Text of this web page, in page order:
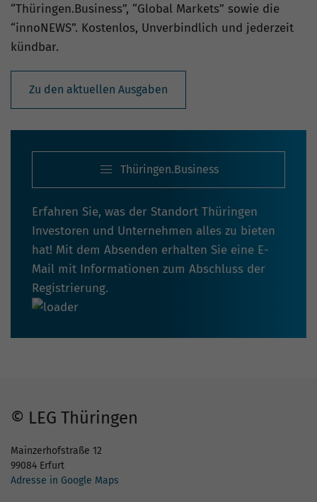
“Thüringen.Business”, “Global Markets” sowie die
“innoNEWS”. Kostenlos, Unverbindlich und jederzeit
kündbar.
Zu den aktuellen Ausgaben
Thüringen.Business
Erfahren Sie, was der Standort Thüringen
Investoren und Unternehmen alles zu bieten
hat! Mit dem Absenden erhalten Sie eine E-
Mail mit Informationen zum Abschluss der
Registrierung.
© LEG Thüringen
Mainzerhofstraße 12
99084 Erfurt
Adresse in Google Maps